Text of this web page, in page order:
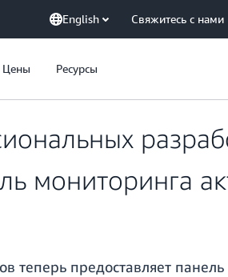
English Свяжитесь с нами
Цены Ресурсы
мониторинга
теперь предоставляет